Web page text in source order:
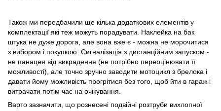
Також ми передбачили ще кілька додаткових елементів у
комплектації які теж можуть порадувати. Наклейка на бак
штука не дуже дорога, але вона вже є - можна не морочитися
з вибором і покупкою. Сигналізація з дистанційним запуском -
не панацея від викрадення (не потрібно переоцінювати її
можливості), але точно зручно заводити мотоцикл з брелока і
давати йому можливість прогрітися без того, щоб йти в гараж і
витрачати потім час на очікування.
Варто зазначити, що рознесені подвійні розтруби вихлопної